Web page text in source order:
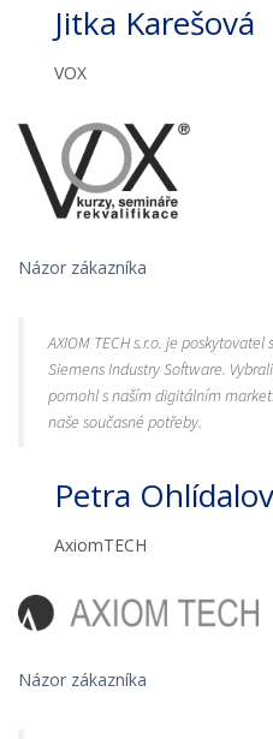
Jitka Karešová
VOX
Názor zákazníka
AXIOM TECH s.r.o. je
Siemens Industry Software.
pomohl s naším digitálním
naše současné potřeby.
Petra
AxiomTECH
Názor zákazníka